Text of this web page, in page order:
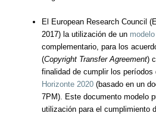
El European Research Council
2017) la utilización de un
complementario, para los
(Copyright Transfer Agreement)
finalidad de cumplir los períodos
Horizonte 2020 (basado en un
7PM). Este documento modelo
utilización para el cumplimiento